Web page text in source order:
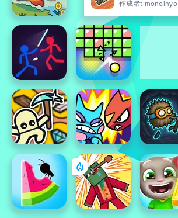
作成者: monoinyo